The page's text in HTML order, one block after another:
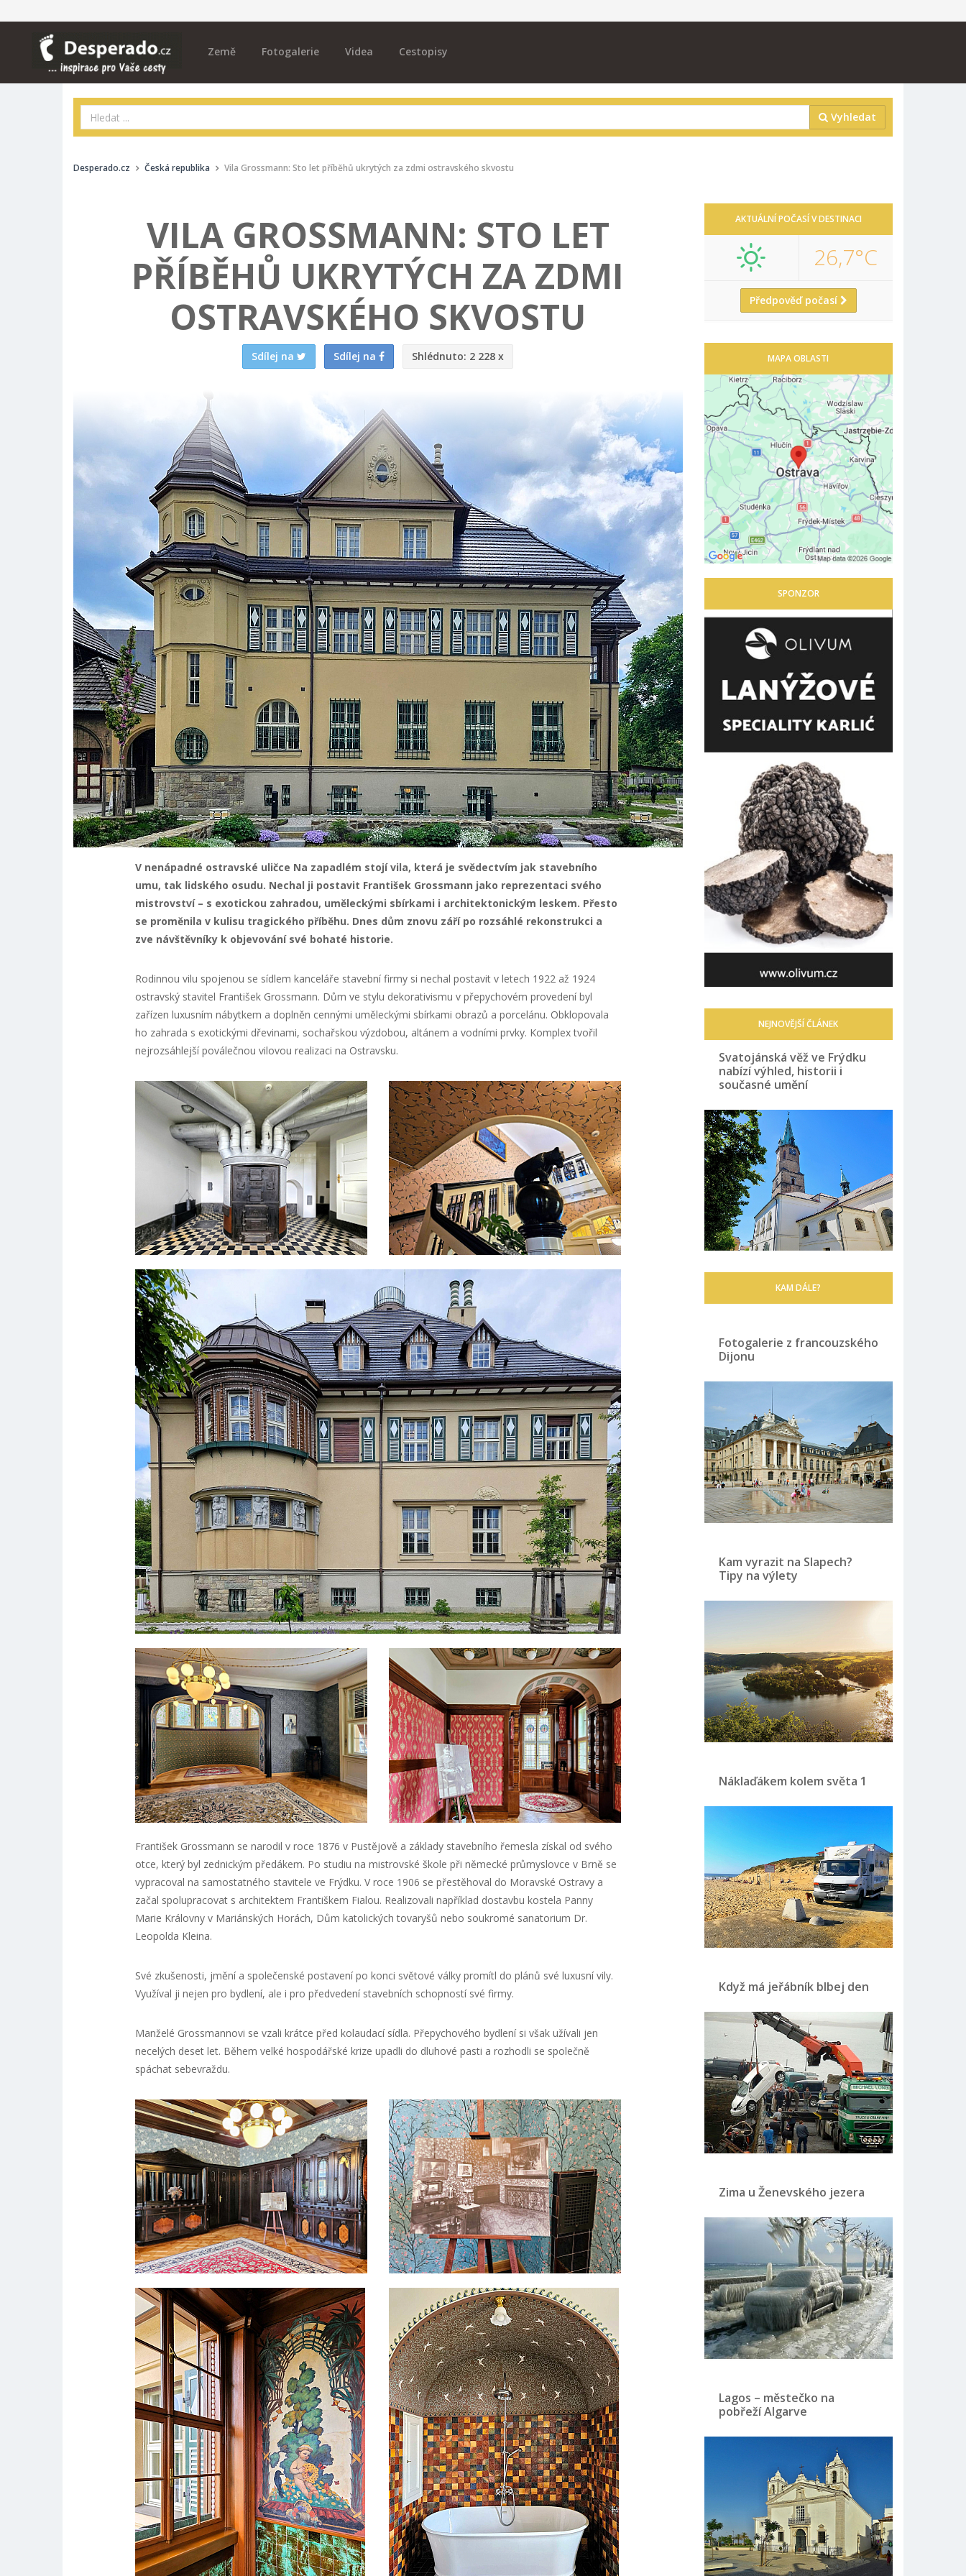
Země Fotogalerie Videa Cestopisy
Vyhledat
Desperado.cz Česká republika Vila Grossmann: Sto let příběhů ukrytých za zdmi ostravského skvostu
VILA GROSSMANN: STO LET
PŘÍBĚHŮ UKRYTÝCH ZA ZDMI
OSTRAVSKÉHO SKVOSTU
Sdílej na Sdílej na Shlédnuto: 2 228 x
V nenápadné ostravské uličce Na zapadlém stojí vila, která je svědectvím jak stavebního
umu, tak lidského osudu. Nechal ji postavit František Grossmann jako reprezentaci svého
mistrovství – s exotickou zahradou, uměleckými sbírkami i architektonickým leskem. Přesto
se proměnila v kulisu tragického příběhu. Dnes dům znovu září po rozsáhlé rekonstrukci a
zve návštěvníky k objevování své bohaté historie.
Rodinnou vilu spojenou se sídlem kanceláře stavební firmy si nechal postavit v letech 1922 až 1924
ostravský stavitel František Grossmann. Dům ve stylu dekorativismu v přepychovém provedení byl
zařízen luxusním nábytkem a doplněn cennými uměleckými sbírkami obrazů a porcelánu. Obklopovala
ho zahrada s exotickými dřevinami, sochařskou výzdobou, altánem a vodními prvky. Komplex tvořil
nejrozsáhlejší poválečnou vilovou realizaci na Ostravsku.
František Grossmann se narodil v roce 1876 v Pustějově a základy stavebního řemesla získal od svého
otce, který byl zednickým předákem. Po studiu na mistrovské škole při německé průmyslovce v Brně se
vypracoval na samostatného stavitele ve Frýdku. V roce 1906 se přestěhoval do Moravské Ostravy a
začal spolupracovat s architektem Františkem Fialou. Realizovali například dostavbu kostela Panny
Marie Královny v Mariánských Horách, Dům katolických tovaryšů nebo soukromé sanatorium Dr.
Leopolda Kleina.
Své zkušenosti, jmění a společenské postavení po konci světové války promítl do plánů své luxusní vily.
Využíval ji nejen pro bydlení, ale i pro předvedení stavebních schopností své firmy.
Manželé Grossmannovi se vzali krátce před kolaudací sídla. Přepychového bydlení si však užívali jen
necelých deset let. Během velké hospodářské krize upadli do dluhové pasti a rozhodli se společně
spáchat sebevraždu.
AKTUÁLNÍ POČASÍ V DESTINACI
26,7°C
Předpověď počasí
MAPA OBLASTI
SPONZOR
NEJNOVĚJŠÍ ČLÁNEK
Svatojánská věž ve Frýdku
nabízí výhled, historii i
současné umění
KAM DÁLE?
Fotogalerie z francouzského
Dijonu
Kam vyrazit na Slapech?
Tipy na výlety
Náklaďákem kolem světa 1
Když má jeřábník blbej den
Zima u Ženevského jezera
Lagos – městečko na
pobřeží Algarve